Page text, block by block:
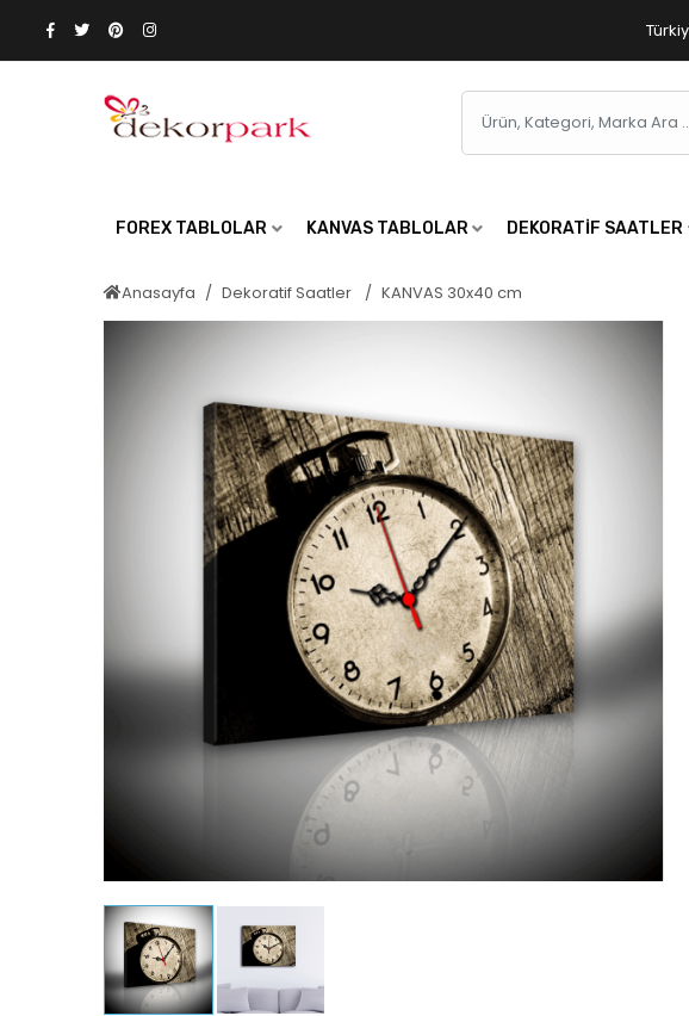
FOREX TABLOLAR KANVAS TABLOLAR DEKORATIF SAATLER
Anasayfa Dekoratif Saatler KANVAS 30x40 cm